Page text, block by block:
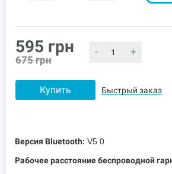
595 грн
675 грн
- +
Купить Быстрый заказ
Версия Bluetooth: V5.0
Рабочее расстояние беспроводной